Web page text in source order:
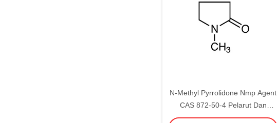
N-Methyl Pyrrolidone Nmp Agent
CAS 872-50-4 Pelarut Dan
Reagen Kimia Organik